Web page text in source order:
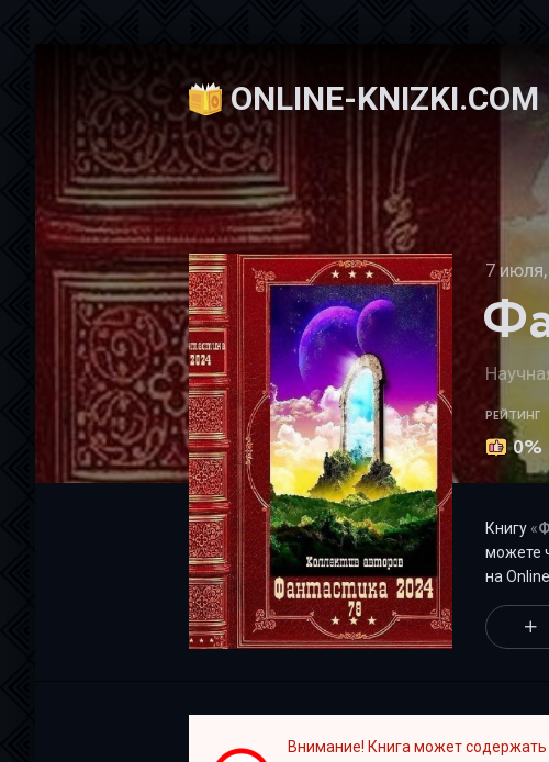
ONLINE-KNIZKI.COM
Онлайн книжки Научная фантастика »
7
РЕЙТИНГ
0%
Книгу «
можете
на Оnline-Knizki.com.
Внимание! Книга может содержать